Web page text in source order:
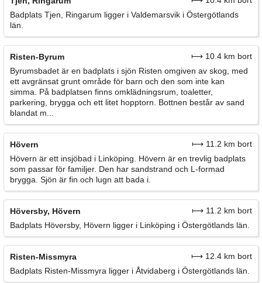
Badplats Tjen, Ringarum ligger i Valdemarsvik i Östergötlands
län.
Risten-Byrum
⟼ 10.4 km bort
Byrumsbadet är en badplats i sjön Risten omgiven av skog, med
ett avgränsat grunt område för barn och den som inte kan
simma. På badplatsen finns omklädningsrum, toaletter,
parkering, brygga och ett litet hopptorn. Bottnen består av sand
blandat m...
Hövern
⟼ 11.2 km bort
Hövern är ett insjöbad i Linköping. Hövern är en trevlig badplats
som passar för familjer. Den har sandstrand och L-formad
brygga. Sjön är fin och lugn att bada i.
Höversby, Hövern
⟼ 11.2 km bort
Badplats Höversby, Hövern ligger i Linköping i Östergötlands län.
Risten-Missmyra
⟼ 12.4 km bort
Badplats Risten-Missmyra ligger i Åtvidaberg i Östergötlands län.